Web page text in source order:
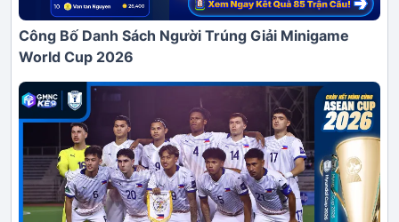
Công Bố Danh Sách Người Trúng Giải Minigame
World Cup 2026